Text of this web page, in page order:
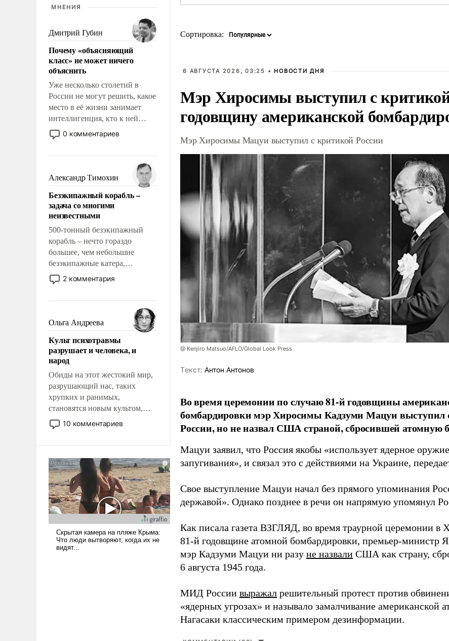
МНЕНИЯ
Дмитрий Губин
Почему «объясняющий
класс» не может ничего
объяснить
Уже несколько столетий в
России не могут решить, какое
место в её жизни занимает
интеллигенция, кто к ней
принадлежит, а кого из неё
исключили с правом
чем она отличается от просто
образованных людей. Иногда
казалось, что эти вопросы
решены раз и навсегда, но –
нет, не решены.
0 комментариев
Александр Тимохин
Безэкипажный корабль –
задача со многими
неизвестными
500-тонный безэкипажный
корабль – нечто гораздо
большее, чем небольшие
безэкипажные катера,
применение которых уже
стало обыденностью. Задача по
сложна и амбициозна. Однако
и ее реализация радикально
поднимет наши боевые
возможности.
2 комментария
Ольга Андреева
Культ психотравмы
разрушает и человека, и
народ
Обиды на этот жестокий мир,
разрушающий нас, таких
хрупких и ранимых,
становятся новым культом,
постепенно вытесняя и
отменяя традиционное
ударами судьбы, брать на себя
ответственность, помогать
слабым, идти вперед и
адаптироваться.
10 комментариев
Сортировка:
6 АВГУСТА 2026, 03:25 • НОВОСТИ ДНЯ
Мэр Хиросимы выступил с
годовщину американской
Мэр Хиросимы Мацуи выступил с критикой России
@ Kenjiro Matsuo/AFLO/Global Look Press
Tекст: Антон Антонов
Во время церемонии по случаю 81-й годовщины
бомбардировки мэр Хиросимы Кадзуми Мацуи выступил
России, но не назвал США страной, сбросившей атомную
Мацуи заявил, что Россия якобы «использует ядерное
запугивания», и связал это с действиями на Украине,
Свое выступление Мацуи начал без прямого упоминания
державой». Однако позднее в речи он напрямую упомянул
Как писала газета ВЗГЛЯД, во время траурной церемонии в
81-й годовщине атомной бомбардировки, премьер-министр
мэр Кадзуми Мацуи ни разу не назвали США как страну,
6 августа 1945 года.
МИД России выражал решительный протест против
«ядерных угрозах» и называло замалчивание американской
Нагасаки классическим примером дезинформации.